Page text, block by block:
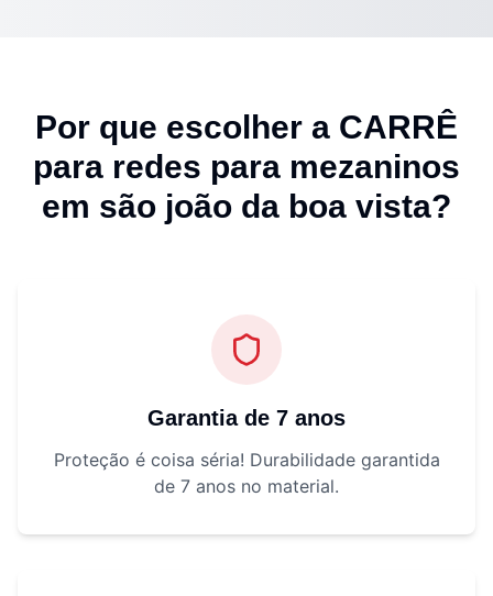
Por que escolher a CARRÊ
para redes para mezaninos
em são joão da boa vista?
Garantia de 7 anos
Proteção é coisa séria! Durabilidade garantida
de 7 anos no material.